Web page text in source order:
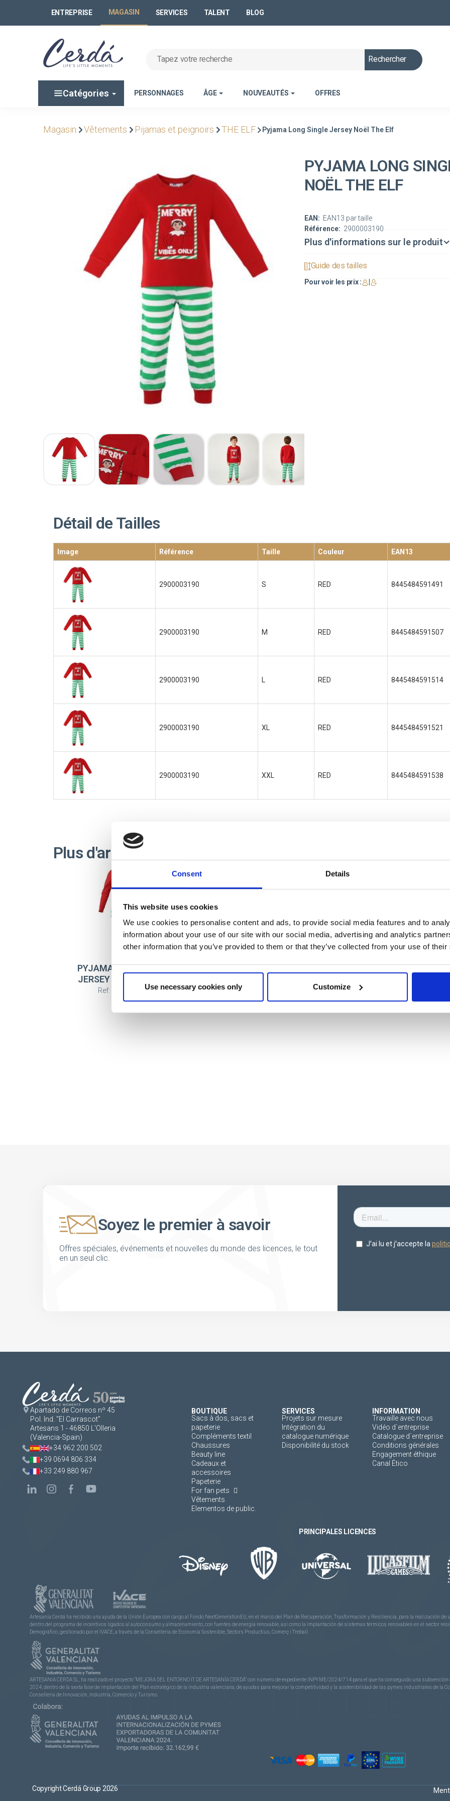
Consent Details
This website uses cookies
We use cookies to personalise content and ads, to provide social media features and to
information about your use of our site with our social media, advertising and analytics
other information that you’ve provided to them or that they’ve collected from your use of
Use necessary cookies only Customize
ENTREPRISE MAGASIN SERVICES TALENT BLOG
Rechercher
Catégories PERSONNAGES ÂGE NOUVEAUTÉS OFFRES
Magasin Vêtements Pijamas et peignoirs THE ELF Pyjama Long Single Jersey Noël The Elf
PYJAMA LONG
NOËL THE ELF
Référence: 2900003190
EAN: EAN13 par taille
Plus d'informations sur le produit
Guide des tailles
Pour voir les prix :
Détail de Tailles
Image Référence Taille Couleur EAN13
2900003190 S RED 8445484591491
2900003190 M RED 8445484591507
2900003190 RED 8445484591514
2900003190 XL RED 8445484591521
2900003190 XXL RED 8445484591538
Plus d'articles THE ELF
PYJAMA LONG SINGLE
JERSEY NOËL THE ELF
Ref: 2900003191
PYJAMA LONG SINGLE
Ref: 2900003192
SAC À DOS
Soyez le premier à savoir
Offres spéciales, événements et nouvelles du monde des licences, le tout
en un seul clic.
Apartado de Correos nº 45
Pol. Ind. "El Carrascot"
Artesans 1 - 46850 L'Olleria
(Valencia-Spain)
+34 962 200 502
+39 0694 806 334
+33 249 880 967
BOUTIQUE
Sacs à dos, sacs et
papeterie
Compléments textil
Chaussures
Beauty line
Cadeaux et
accessoires
Papeterie
For fan pets
Vêtements
Elementos de public.
SERVICES
Projets sur mesure
Intégration du
catalogue numérique
Disponibilité du stock
INFORMATION
Travaille avec nous
Vidéo d´entreprise
Catalogue d´entreprise
Conditions générales
Engagement éthique
Canal Ético
PRINCIPALES LICENCES
Artesanía Cerdá ha recibido una ayuda de la Unión Europea con cargo al Fondo NextGenerationEU, en el marco del Plan de Recuperación, Trasformación y Resiliencia, para la realización
dentro del programa de incentivos ligados al autoconsumo y almacenamiento, con fuentes de energía renovable, así como la implantación de sistemas térmicos renovables en el sector
Demográfico, gestionado por el IVACE, a través de la Consellería de Economía Sostenible, Sectors Productius, Comerç i Treball.
ARTESANIA CERDA SL, ha realizado el proyecto “MEJORA DEL ENTORNO IT DE ARTESANÍA CERDÁ” con número de expediente INPYME/2024/714 para el que ha conseguido una
2024, dentro de la sexta fase de implantación del Plan estratégico de la industria valenciana, de ayudas para mejorar la competitividad y la sostenibilidad de las pymes industriales de la
Conselleria de Innovación, Industria, Comercio y Turismo.
Copyright Cerdá Group 2026